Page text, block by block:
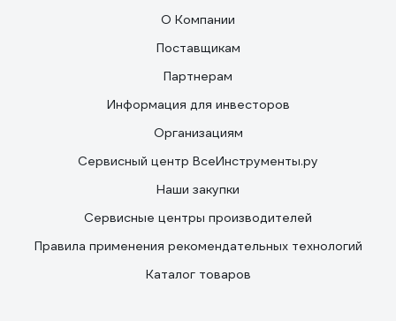
О Компании
Поставщикам
Партнерам
Информация для инвесторов
Организациям
Сервисный центр ВсеИнструменты.ру
Наши закупки
Сервисные центры производителей
Правила применения рекомендательных технологий
Каталог товаров